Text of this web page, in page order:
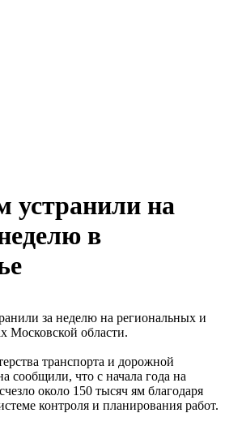
устранили на
в
за неделю на региональных и
Московской области.
транспорта и дорожной
сообщили, что с начала года на
около 150 тысяч ям благодаря
контроля и планирования работ.